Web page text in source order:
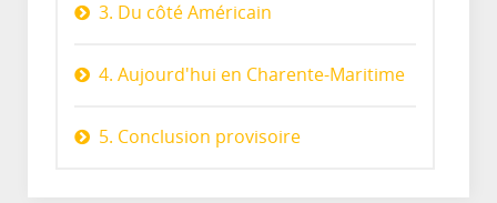
3. Du côté Américain
4. Aujourd'hui en Charente-Maritime
5. Conclusion provisoire